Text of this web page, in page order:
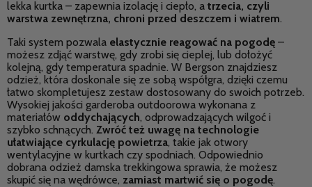
lekka kurtka – zapewnia izolację i ciepło, a trzecia, czyli
warstwa zewnętrzna, chroni przed deszczem i wiatrem.
Taki system pozwala elastycznie reagować na pogodę –
możesz zdjąć warstwę, gdy zrobi się cieplej, lub dołożyć
kolejną, gdy temperatura spadnie. W Bergson znajdziesz
odzież, która doskonale się ze sobą współgra, dzięki czemu
łatwo skompletujesz zestaw dostosowany do swoich potrzeb.
Wysokiej jakości garderoba outdoorowa wykonana z
materiałów oddychających, odprowadzających wilgoć i
szybko schnących. Zwróć też uwagę na technologie
ułatwiające cyrkulację powietrza, takie jak otwory
wentylacyjne w kurtkach czy spodniach. Odpowiednio
dobrana odzież damska trekkingowa sprawia, że możesz
skupić się na wędrówce, zamiast martwić się o pogodę.